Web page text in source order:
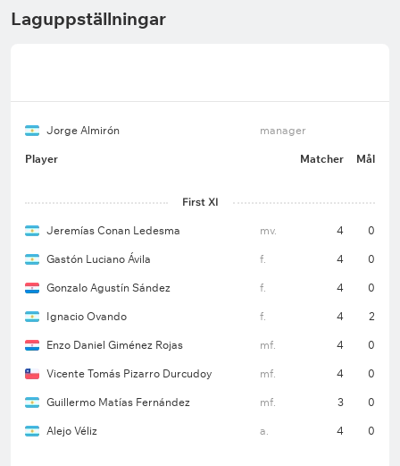
Laguppställningar
Jorge Almirón manager
Player Matcher Mål
First XI
Jeremías Conan Ledesma mv. 4 0
Gastón Luciano Ávila f. 4 0
Gonzalo Agustín Sández f. 4 0
Ignacio Ovando f. 4 2
Enzo Daniel Giménez Rojas mf. 4 0
Vicente Tomás Pizarro Durcudoy mf. 4 0
Guillermo Matías Fernández mf. 3 0
Alejo Véliz a. 4 0